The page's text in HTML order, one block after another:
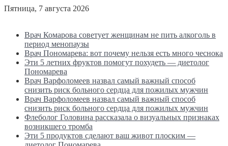
Пятница, 7 августа 2026
Врач Комарова советует женщинам не пить алкоголь в
период менопаузы
Врач Пономарева: вот почему нельзя есть много чеснока
Эти 5 летних фруктов помогут похудеть — диетолог
Пономарева
Врач Варфоломеев назвал самый важный способ
снизить риск больного сердца для пожилых мужчин
Врач Варфоломеев назвал самый важный способ
снизить риск больного сердца для пожилых мужчин
Флеболог Головина рассказала о визуальных признаках
возникшего тромба
Эти 5 продуктов сделают ваш живот плоским —